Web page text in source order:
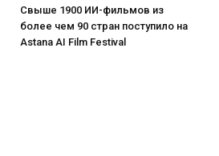
Свыше 1900 ИИ-фильмов из
более чем 90 стран поступило на
Astana AI Film Festival